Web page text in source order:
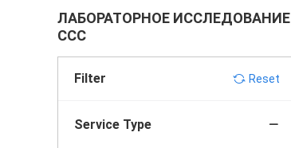
ЛАБОРАТОРНОЕ ИССЛЕДОВАНИЕ
CCC
Filter Reset
Service Type